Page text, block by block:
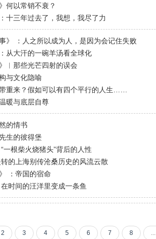
何以常销不衰？
十三年过去了，我想，我尽了力
》 ：人之所以成为人，是因为会记住失败
从大汗的一碗羊汤看全球化
︱那些光芒四射的误会
与文化隐喻
重来？假如可以有四个平行的人生……
暖与底层自尊
的情书
生的彼得堡
一根柴火烧猪头”背后的人性
的上海别传沧桑历史的风流云散
：帝国的宿命
时间的汪洋里变成一条鱼
2 3 4 5 6 7 8 ...